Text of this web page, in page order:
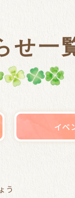
せ一
イベ
う